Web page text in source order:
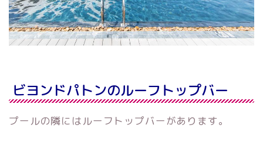
ビヨンドパトンのルーフトップバー
プールの隣にはルーフトップバーがあります。